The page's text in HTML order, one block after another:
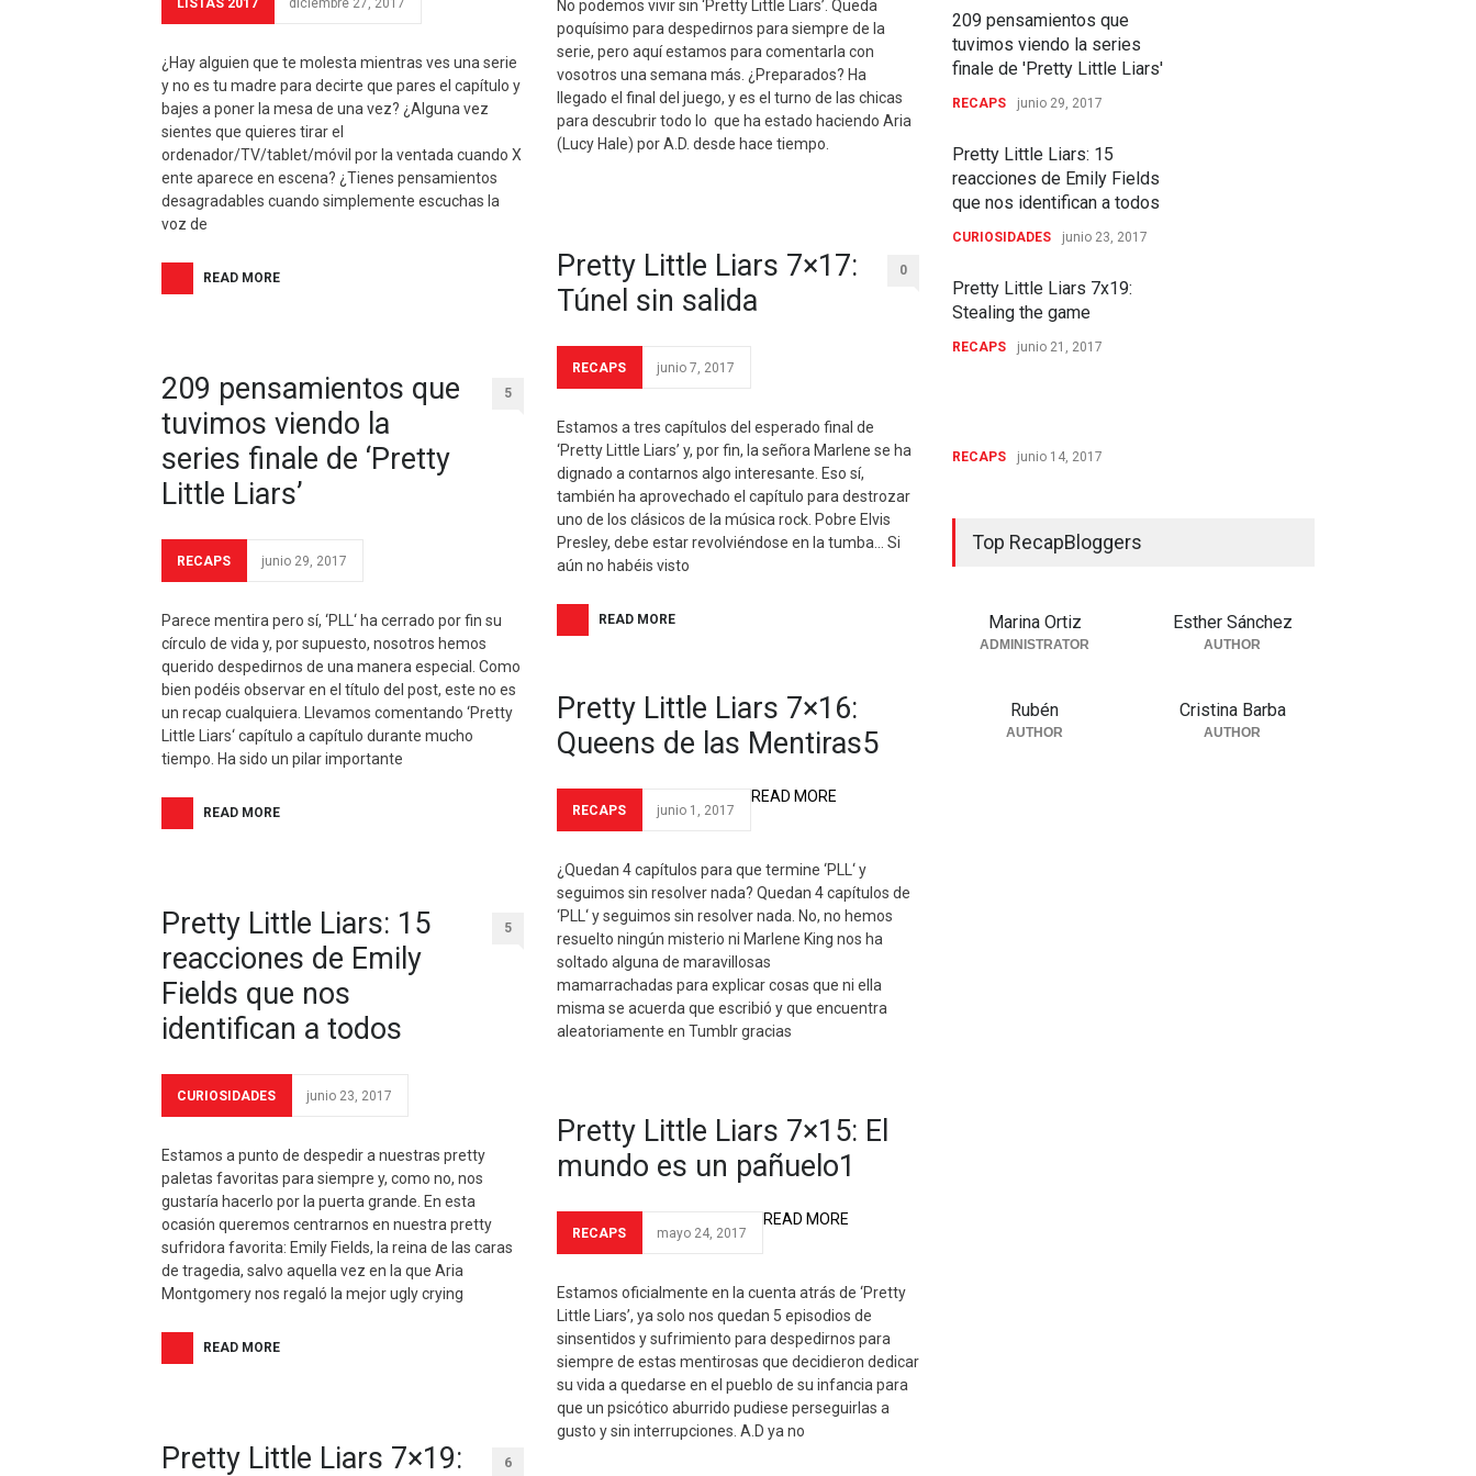
LISTAS 2017 diciembre 27, 2017
¿Hay alguien que te molesta mientras ves una serie
y no es tu madre para decirte que pares el capítulo y
bajes a poner la mesa de una vez? ¿Alguna vez
sientes que quieres tirar el
ordenador/TV/tablet/móvil por la ventada cuando X
ente aparece en escena? ¿Tienes pensamientos
desagradables cuando simplemente escuchas la
voz de
READ MORE
209 pensamientos que
tuvimos viendo la
series finale de ‘Pretty
Little Liars’
5
RECAPS junio 29, 2017
Parece mentira pero sí, ‘PLL‘ ha cerrado por fin su
círculo de vida y, por supuesto, nosotros hemos
querido despedirnos de una manera especial. Como
bien podéis observar en el título del post, este no es
un recap cualquiera. Llevamos comentando ‘Pretty
Little Liars‘ capítulo a capítulo durante mucho
tiempo. Ha sido un pilar importante
READ MORE
Pretty Little Liars: 15
reacciones de Emily
Fields que nos
identifican a todos
5
CURIOSIDADES junio 23, 2017
Estamos a punto de despedir a nuestras pretty
paletas favoritas para siempre y, como no, nos
gustaría hacerlo por la puerta grande. En esta
ocasión queremos centrarnos en nuestra pretty
sufridora favorita: Emily Fields, la reina de las caras
de tragedia, salvo aquella vez en la que Aria
Montgomery nos regaló la mejor ugly crying
READ MORE
Pretty Little Liars 7×19:
6
No podemos vivir sin ‘Pretty Little Liars’. Queda
poquísimo para despedirnos para siempre de la
serie, pero aquí estamos para comentarla con
vosotros una semana más. ¿Preparados? Ha
llegado el final del juego, y es el turno de las chicas
para descubrir todo lo que ha estado haciendo Aria
(Lucy Hale) por A.D. desde hace tiempo.
Pretty Little Liars 7×17:
Túnel sin salida
0
RECAPS junio 7, 2017
Estamos a tres capítulos del esperado final de
‘Pretty Little Liars’ y, por fin, la señora Marlene se ha
dignado a contarnos algo interesante. Eso sí,
también ha aprovechado el capítulo para destrozar
uno de los clásicos de la música rock. Pobre Elvis
Presley, debe estar revolviéndose en la tumba… Si
aún no habéis visto
READ MORE
Pretty Little Liars 7×16:
Queens de las Mentiras5
RECAPS junio 1, 2017
¿Quedan 4 capítulos para que termine ‘PLL‘ y
seguimos sin resolver nada? Quedan 4 capítulos de
‘PLL‘ y seguimos sin resolver nada. No, no hemos
resuelto ningún misterio ni Marlene King nos ha
soltado alguna de maravillosas
mamarrachadas para explicar cosas que ni ella
misma se acuerda que escribió y que encuentra
aleatoriamente en Tumblr gracias
READ MORE
Pretty Little Liars 7×15: El
mundo es un pañuelo1
RECAPS mayo 24, 2017
Estamos oficialmente en la cuenta atrás de ‘Pretty
Little Liars’, ya solo nos quedan 5 episodios de
sinsentidos y sufrimiento para despedirnos para
siempre de estas mentirosas que decidieron dedicar
su vida a quedarse en el pueblo de su infancia para
que un psicótico aburrido pudiese perseguirlas a
gusto y sin interrupciones. A.D ya no
READ MORE
209 pensamientos que
tuvimos viendo la series
finale de 'Pretty Little Liars'
RECAPS junio 29, 2017
Pretty Little Liars: 15
reacciones de Emily Fields
que nos identifican a todos
CURIOSIDADES junio 23, 2017
Pretty Little Liars 7x19:
Stealing the game
RECAPS junio 21, 2017
RECAPS junio 14, 2017
Top RecapBloggers
Marina Ortiz
ADMINISTRATOR
Esther Sánchez
AUTHOR
Rubén
AUTHOR
Cristina Barba
AUTHOR